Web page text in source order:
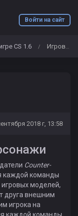
Войти на сайт
CS 1.6 / Игровые персонажи
2018 г, 13:58
Counter-
каждой команды
моделей,
друга внешним
игрока на